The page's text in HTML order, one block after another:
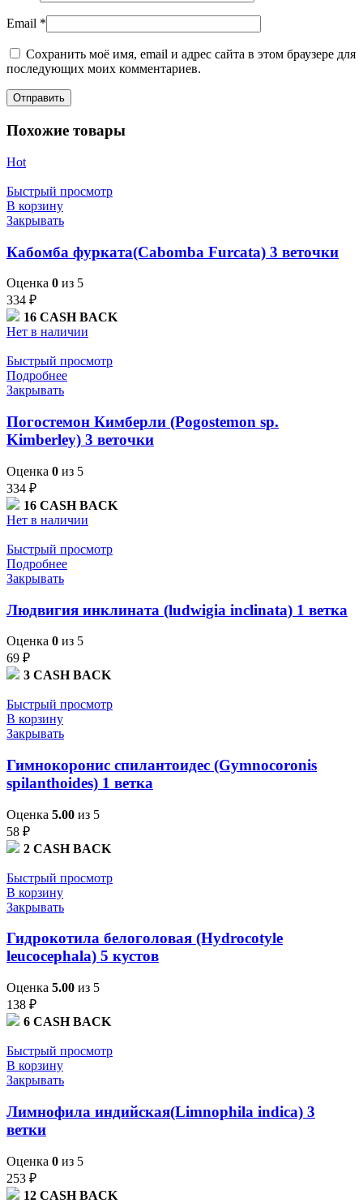
Email *
Сохранить моё имя, email и адрес сайта в этом браузере для
последующих моих комментариев.
Похожие товары
Hot
Быстрый просмотр
В корзину
Закрывать
Кабомба фурката(Cabomba Furcata) 3 веточки
Оценка 0 из 5
334 ₽
16 CASH BACK
Нет в наличии
Быстрый просмотр
Подробнее
Закрывать
Погостемон Кимберли (Pogostemon sp.
Kimberley) 3 веточки
Оценка 0 из 5
334 ₽
16 CASH BACK
Нет в наличии
Быстрый просмотр
Подробнее
Закрывать
Людвигия инклината (ludwigia inclinata) 1 ветка
Оценка 0 из 5
69 ₽
3 CASH BACK
Быстрый просмотр
В корзину
Закрывать
Гимнокоронис спилантоидес (Gymnocoronis
spilanthoides) 1 ветка
Оценка 5.00 из 5
58 ₽
2 CASH BACK
Быстрый просмотр
В корзину
Закрывать
Гидрокотила белоголовая (Hydrocotyle
leucocephala) 5 кустов
Оценка 5.00 из 5
138 ₽
6 CASH BACK
Быстрый просмотр
В корзину
Закрывать
Лимнофила индийская(Limnophila indica) 3
ветки
Оценка 0 из 5
253 ₽
12 CASH BACK